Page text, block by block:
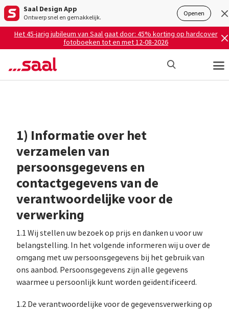
Saal Design App
Ontwerp snel en gemakkelijk. Openen
Het 45-jarig jubileum van Saal gaat door: 45% korting op hardcover
fotoboeken tot en met 12-08-2026
1) Informatie over het
verzamelen van
persoonsgegevens en
contactgegevens van de
verantwoordelijke voor de
verwerking
1.1 Wij stellen uw bezoek op prijs en danken u voor uw
belangstelling. In het volgende informeren wij u over de
omgang met uw persoonsgegevens bij het gebruik van
ons aanbod. Persoonsgegevens zijn alle gegevens
waarmee u persoonlijk kunt worden geïdentificeerd.
1.2 De verantwoordelijke voor de gegevensverwerking op